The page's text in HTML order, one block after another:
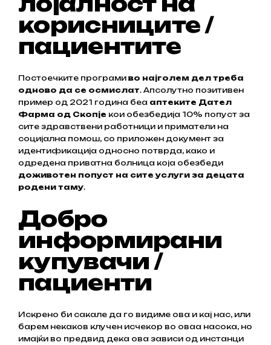
корисниците /
пациентите
Постоечките програми во најголем дел треба
одново да се осмислат. Апсолутно позитивен
пример од 2021 година беа аптеките Дател
Фарма од Скопје кои обезбедија 10% попуст за
сите здравствени работници и приматели на
социјална помош, со приложен документ за
идентификација односно потврда, како и
одредена приватна болница која обезбеди
доживотен попуст на сите услуги за децата
родени таму.
Добро
информирани
купувачи /
пациенти
Искрено би сакале да го видиме ова и кај нас, или
барем некаков клучен исчекор во оваа насока, но
имајќи во предвид дека ова зависи од инстанци